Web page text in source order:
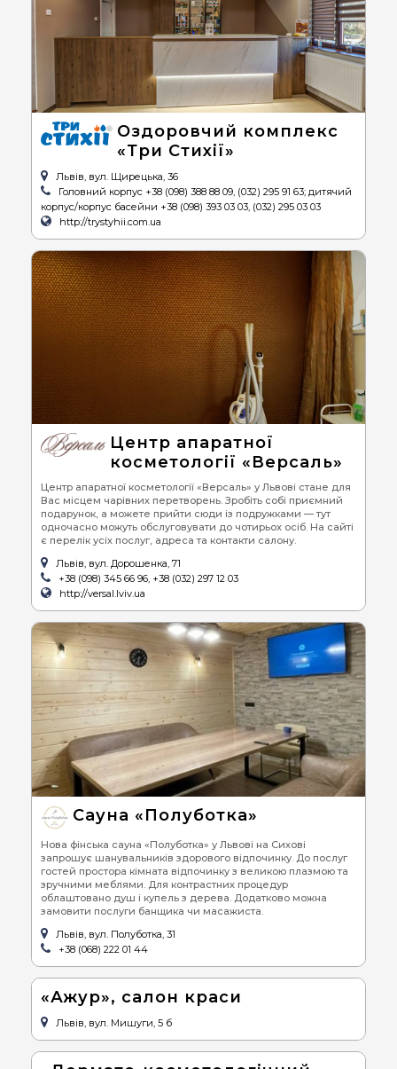
Оздоровчий комплекс
«Три Стихії»
Львів, вул. Щирецька, 36
Головний корпус +38 (098) 388 88 09, (032) 295 91 63; дитячий
корпус/корпус басейни +38 (098) 393 03 03, (032) 295 03 03
http://trystyhii.com.ua
Центр апаратної
косметології «Версаль»
Центр апаратної косметології «Версаль» у Львові стане для
Вас місцем чарівних перетворень. Зробіть собі приємний
подарунок, а можете прийти сюди із подружками — тут
одночасно можуть обслуговувати до чотирьох осіб. На сайті
є перелік усіх послуг, адреса та контакти салону.
Львів, вул. Дорошенка, 71
+38 (098) 345 66 96, +38 (032) 297 12 03
http://versal.lviv.ua
Сауна «Полуботка»
Нова фінська сауна «Полуботка» у Львові на Сихові
запрошує шанувальників здорового відпочинку. До послуг
гостей простора кімната відпочинку з великою плазмою та
зручними меблями. Для контрастних процедур
облаштовано душ і купель з дерева. Додатково можна
замовити послуги банщика чи масажиста.
Львів, вул. Полуботка, 31
+38 (068) 222 01 44
«Ажур», салон краси
Львів, вул. Мишуги, 5 б